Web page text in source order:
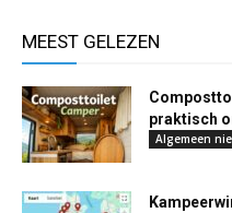
MEEST GELEZEN
praktisch
Algemeen